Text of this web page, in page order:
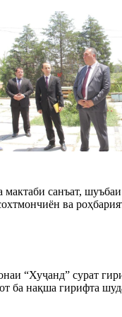
санъат,
ва
“Хуҷанд” сурат
нақша гирифта